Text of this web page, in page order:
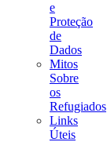
e
Proteção
de
Dados
Mitos
Sobre
os
Refugiados
Links
Úteis